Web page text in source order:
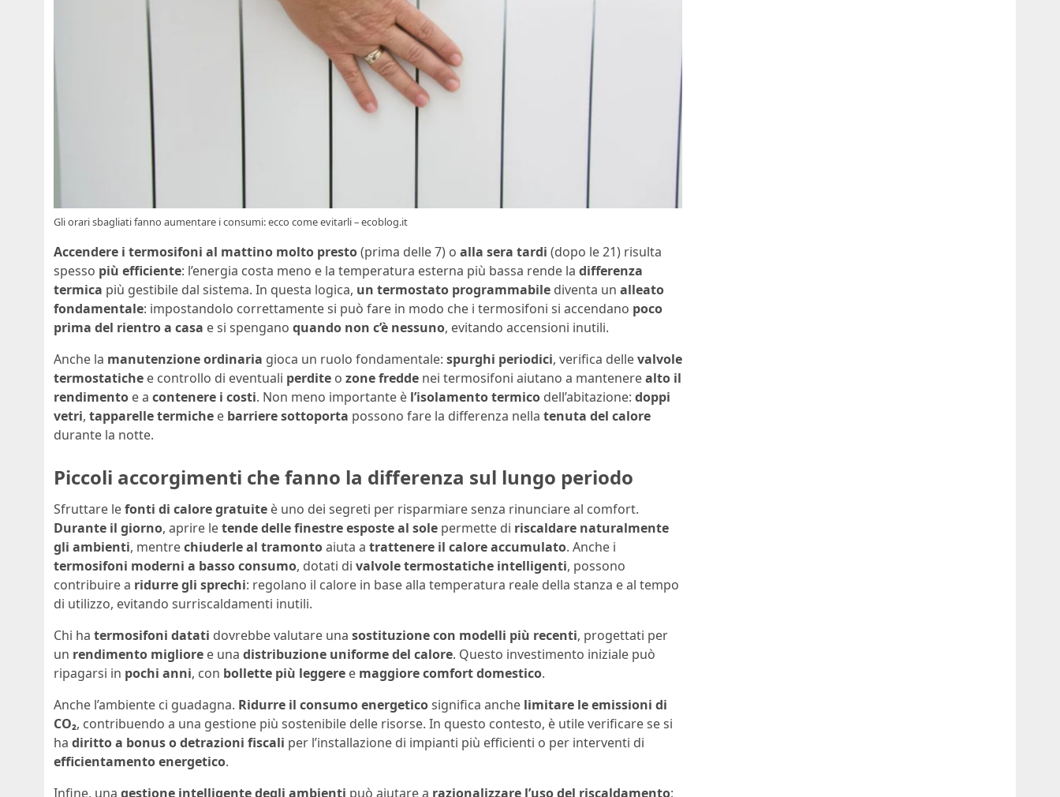
Gli orari sbagliati fanno aumentare i consumi: ecco come evitarli – ecoblog.it
Accendere i termosifoni al mattino molto presto(prima delle 7) o alla sera tardi (dopo le 21) risulta
spesso più efficiente: l’energia costa meno e la temperatura esterna più bassa rende la differenza
termica più gestibile dal sistema. In questa logica, un termostato programmabile diventa un alleato
fondamentale: impostandolo correttamente si può fare in modo che i termosifoni si accendano poco
prima del rientro a casa e si spengano quando non c’è nessuno, evitando accensioni inutili.
Anche la manutenzione ordinaria gioca un ruolo fondamentale: spurghi periodici, verifica dellevalvole
termostatiche e controllo di eventuali perdite o zone fredde nei termosifoni aiutano a mantenerealto il
rendimento e a contenere i costi. Non meno importante è l’isolamento termico dell’abitazione: doppi
vetri, tapparelle termiche e barriere sottoporta possono fare la differenza nella tenuta del calore
durante la notte.
Piccoli accorgimenti che fanno la differenza sul lungo periodo
Sfruttare lefonti di calore gratuite è uno dei segreti per risparmiare senza rinunciare al comfort.
Durante il giorno, aprire letende delle finestre esposte al sole permette di riscaldare naturalmente
gli ambienti, mentrechiuderle al tramontoaiuta a trattenere il calore accumulato. Anche i
termosifoni moderni a basso consumo, dotati di valvole termostatiche intelligenti, possono
contribuire a ridurre gli sprechi: regolano il calore in base alla temperatura reale della stanza e al tempo
di utilizzo, evitando surriscaldamenti inutili.
Chi ha termosifoni datati dovrebbe valutare una sostituzione con modelli più recenti, progettati per
un rendimento migliore e una distribuzione uniforme del calore. Questo investimento iniziale può
ripagarsi in pochi anni, con bollette più leggere e maggiore comfort domestico.
Anche l’ambiente ci guadagna. Ridurre il consumo energeticosignifica anche limitare le emissioni di
CO₂, contribuendo a una gestione più sostenibile delle risorse. In questo contesto, è utile verificare se si
ha diritto a bonus o detrazioni fiscali per l’installazione di impianti più efficienti o per interventi di
efficientamento energetico.
Infine, una gestione intelligente degli ambienti può aiutare a razionalizzare l’uso del riscaldamento: